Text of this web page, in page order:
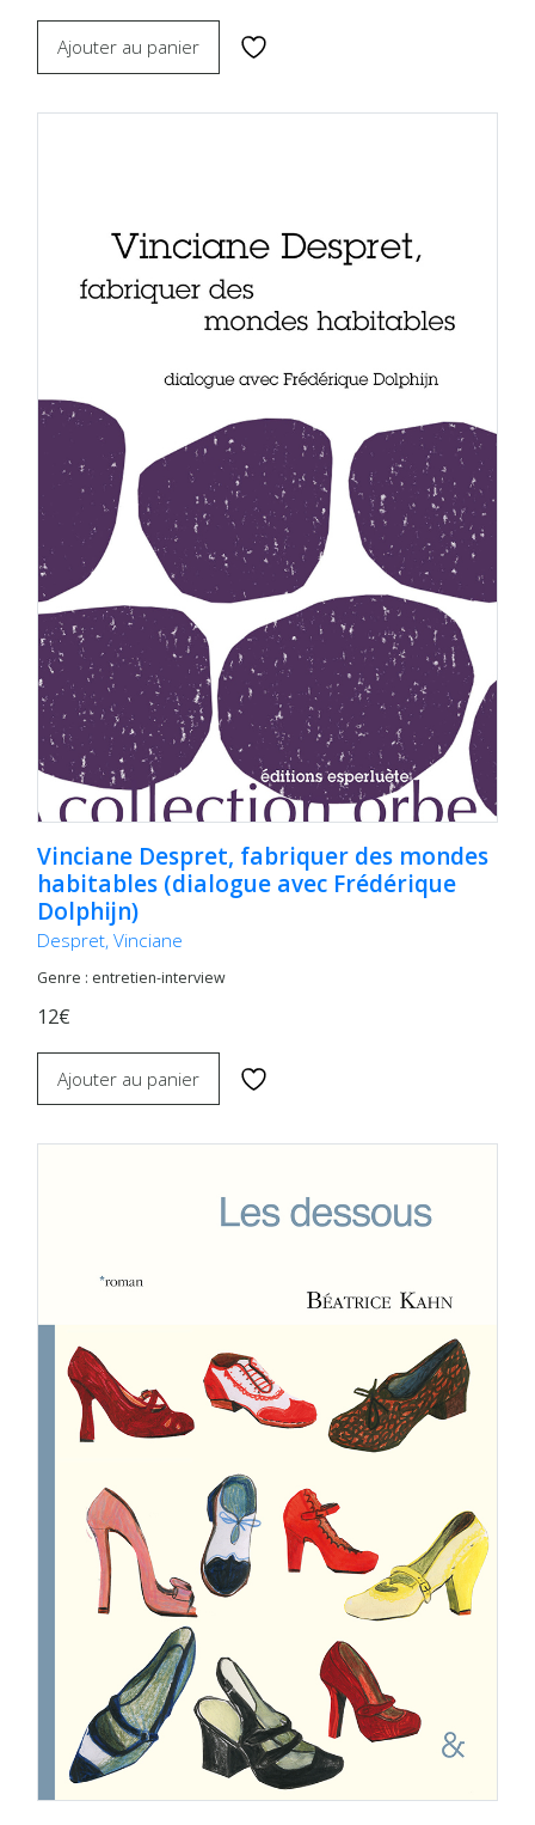
Ajouter au panier
Vinciane Despret, fabriquer des mondes
habitables (dialogue avec Frédérique
Dolphijn)
Despret, Vinciane
Genre : entretien-interview
12€
Ajouter au panier